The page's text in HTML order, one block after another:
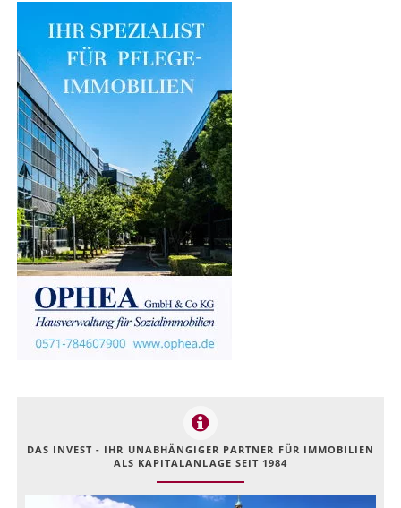
DAS INVEST - IHR UNABHÄNGIGER PARTNER FÜR IMMOBILIEN
ALS KAPITALANLAGE SEIT 1984